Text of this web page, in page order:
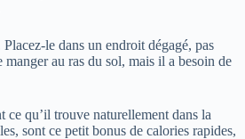
le dans un endroit dégagé, pas
au ras du sol, mais il a besoin de
ce qu’il trouve naturellement dans la
sont ce petit bonus de calories rapides,